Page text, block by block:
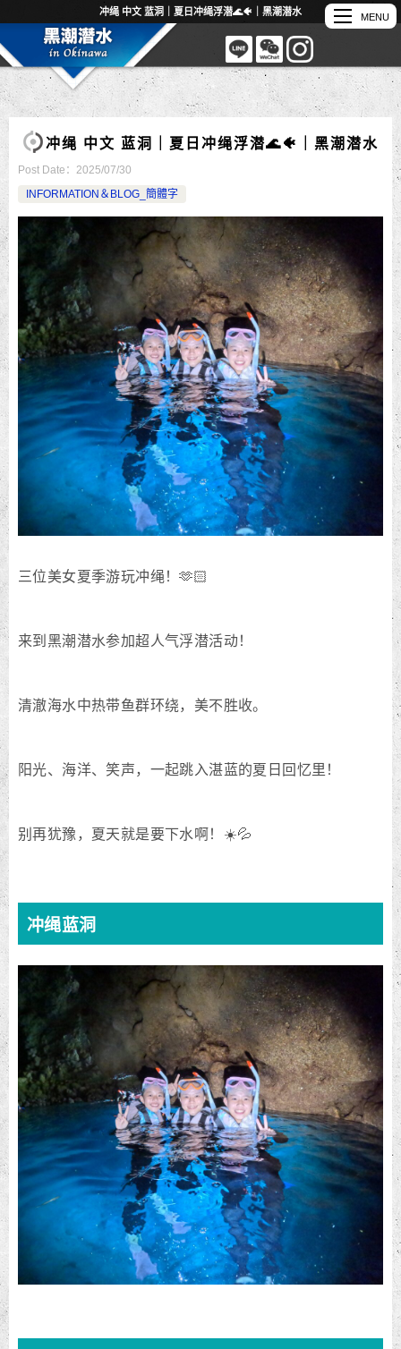
冲绳 中文 蓝洞｜夏日冲绳浮潜🌊🐠｜黑潮潜水
冲绳 中文 蓝洞｜夏日冲绳浮潜🌊🐠｜黑潮潜水
Post Date： 2025/07/30
INFORMATION＆BLOG_簡體字
三位美女夏季游玩冲绳！🫶🏻
来到黑潮潜水参加超人气浮潜活动！
清澈海水中热带鱼群环绕，美不胜收。
阳光、海洋、笑声，一起跳入湛蓝的夏日回忆里！
别再犹豫，夏天就是要下水啊！☀️💦
冲绳蓝洞